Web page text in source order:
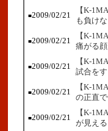
■2009/02/21
【K-
も負け
■2009/02/21
【K-
痛がる
■2009/02/21
【K-
試合を
■2009/02/21
【K-
の正直
■2009/02/21
【K-
が見え